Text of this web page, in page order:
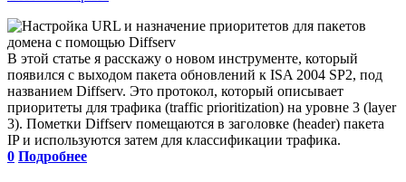
В этой статье я расскажу о новом инструменте, который
появился с выходом пакета обновлений к ISA 2004 SP2, под
названием Diffserv. Это протокол, который описывает
приоритеты для трафика (traffic prioritization) на уровне 3 (layer
3). Пометки Diffserv помещаются в заголовке (header) пакета
IP и используются затем для классификации трафика.
0 Подробнее